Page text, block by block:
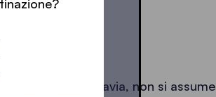
controllati. Tuttavia, non si assume